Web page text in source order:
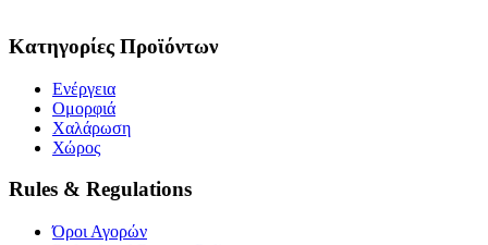
Κατηγορίες Προϊόντων
Ενέργεια
Ομορφιά
Χαλάρωση
Χώρος
Rules & Regulations
Όροι Αγορών